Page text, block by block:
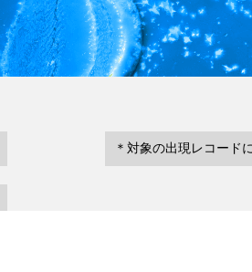
＊対象の出現レコード